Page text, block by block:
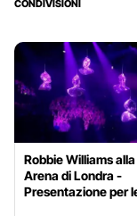
CONDIVISIONI
Robbie Williams alla
Arena di Londra -
Presentazione per